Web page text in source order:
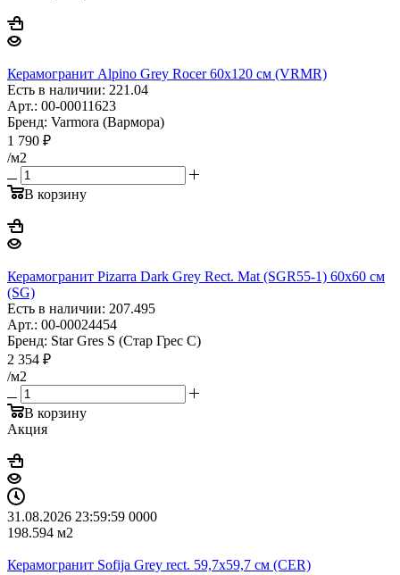
Керамогранит Alpino Grey Rocer 60х120 см (VRMR)
Есть в наличии: 221.04
Арт.: 00-00011623
Бренд: Varmora (Вармора)
1 790 ₽
/м2
В корзину
Керамогранит Pizarra Dark Grey Rect. Mat (SGR55-1) 60x60 см
(SG)
Есть в наличии: 207.495
Арт.: 00-00024454
Бренд: Star Gres S (Стар Грес С)
2 354 ₽
/м2
В корзину
Акция
31.08.2026 23:59:59 0000
198.594 м2
Керамогранит Sofija Grey rect. 59,7x59,7 см (CER)